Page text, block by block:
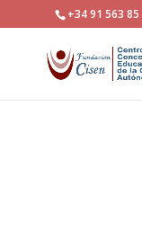
+34 91 563 85